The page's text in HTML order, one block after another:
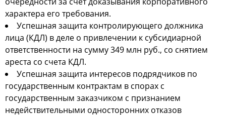
характера его требования.
Успешная защита контролирующего должника
лица (КДЛ) в деле о привлечении к субсидиарной
ответственности на сумму 349 млн руб., со снятием
ареста со счета КДЛ.
Успешная защита интересов подрядчиков по
государственным контрактам в спорах с
государственным заказчиком с признанием
недействительными односторонних отказов